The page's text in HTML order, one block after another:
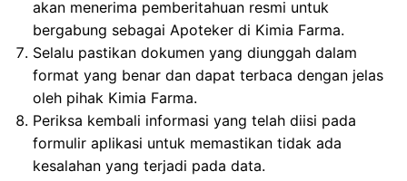
akan menerima pemberitahuan resmi untuk
bergabung sebagai Apoteker di Kimia Farma.
Selalu pastikan dokumen yang diunggah dalam
format yang benar dan dapat terbaca dengan jelas
oleh pihak Kimia Farma.
Periksa kembali informasi yang telah diisi pada
formulir aplikasi untuk memastikan tidak ada
kesalahan yang terjadi pada data.